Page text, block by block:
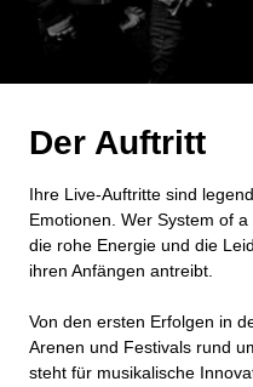
Der Auftritt
Ihre Live-Auftritte sind
Emotionen. Wer System of
die rohe Energie und die
ihren Anfängen antreibt.
Von den ersten Erfolgen in
Arenen und Festivals rund
steht für musikalische